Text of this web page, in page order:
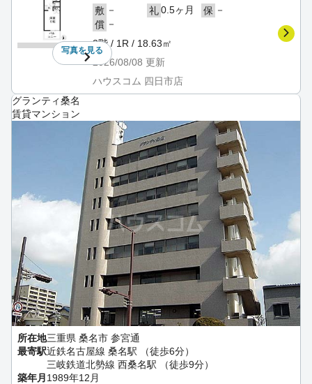
写真を見る
敷 － 礼0.5ヶ月 保 －
償 －
3階 / 1R / 18.63㎡
2026/08/08 更新
ハウスコム 四日市店
グランティ桑名
賃貸マンション
所在地三重県 桑名市 参宮通
最寄駅近鉄名古屋線 桑名駅 （徒歩6分）
三岐鉄道北勢線 西桑名駅 （徒歩9分）
築年月1989年12月